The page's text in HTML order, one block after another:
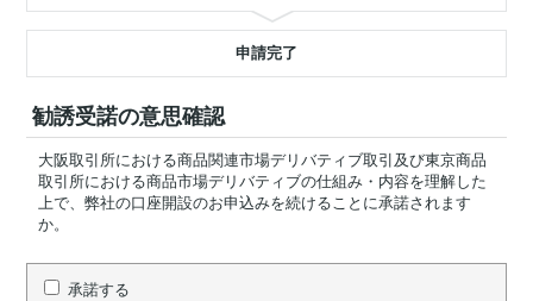
申請完了
勧誘受諾の意思確認
大阪取引所における商品関連市場デリバティブ取引及び東京商品
取引所における商品市場デリバティブの仕組み・内容を理解した
上で、弊社の口座開設のお申込みを続けることに承諾されます
か。
承諾する